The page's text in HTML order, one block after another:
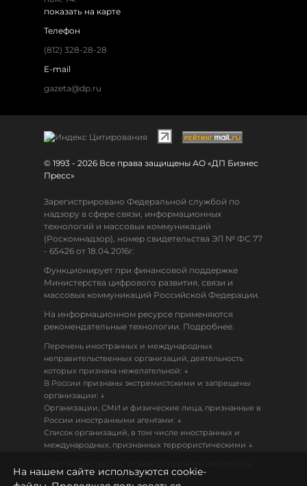
показать на карте
Телефон
(812) 328-28-28
E-mail
gazeta@dp.ru
© 1993 - 2026 Все права защищены АО «ДП Бизнес
Пресс»
Зарегистрировано Федеральной службой по
надзору в сфере связи, информационных
технологий и массовых коммуникаций
(Роскомнадзор), номер свидетельства ЭЛ № ФС 77
- 65426 от 18.04.2016г.
Функционирует при финансовой поддержке
Министерства цифрового развития, связи и
массовых коммуникаций Российской Федерации.
На информационном ресурсе применяются
рекомендательные технологии. Подробнее.
Перечень иностранных и международных
неправительственных организаций, деятельность
которых признана нежелательной: ↓
В России признаны экстремистскими и запрещены
организации: ↓
Организации, СМИ и физические лица, признанные в
России иностранными агентами: ↓
Список организаций, в том числе иностранных и
международных, признанных террористическими ↓
18+
На нашем сайте используются cookie-